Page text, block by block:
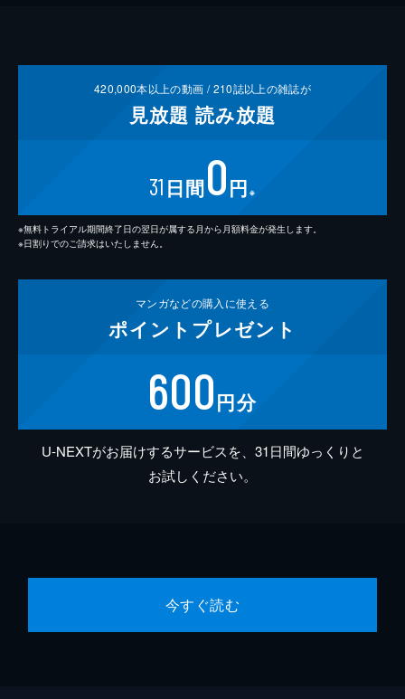
420,000本以上の動画 /210誌以上の雑誌が
見放題 読み放題
31 日間0円 ※
※無料トライアル期間終了日の翌日が属する月から月額料金が発生します。
※日割りでのご請求はいたしません。
マンガなどの購入に使える
ポイント プレゼント
600円分
U-NEXTがお届けするサービスを、31日間ゆっくりと
お試しください。
今すぐ読む